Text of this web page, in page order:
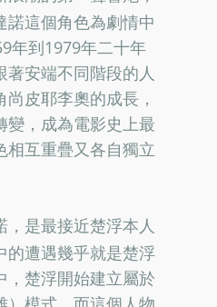
諾這個角色為劇情中
年到1979年二十年
安端不同階段的人
皮耶李奧的成長，
變，成為電影史上最
相互重疊又各自獨立
，是最接近楚浮本人
的遭遇幾乎就是楚浮
，楚浮開始建立屬於